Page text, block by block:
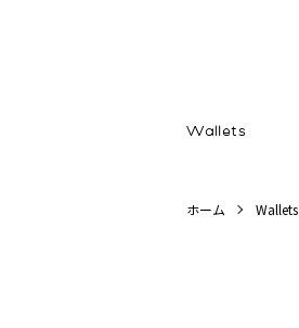
ホーム Wallets